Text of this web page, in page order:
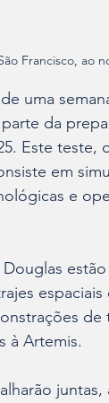
Francisco, ao
uma
da
Este teste,
em
e
espaciais
de
à Artemis.